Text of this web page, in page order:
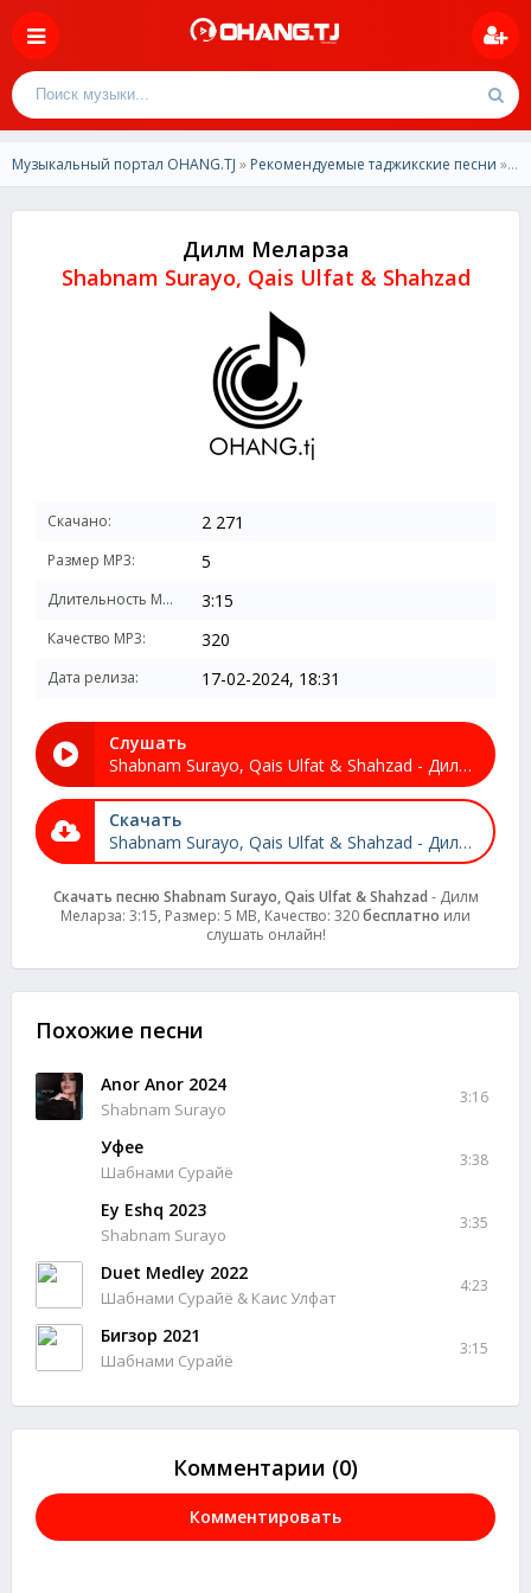
Музыкальный портал OHANG.TJ » Рекомендуемые таджикские песни » Shabnam Surayo, Qais Ulfat & Shahzad-Дилм Меларза
Дилм Меларза
Shabnam Surayo, Qais Ulfat & Shahzad
Скачано: 2 271
Размер MP3: 5
Длительность MP3: 3:15
Качество MP3: 320
Дата релиза: 17-02-2024, 18:31
Слушать
Shabnam Surayo, Qais Ulfat & Shahzad - Дилм Меларза
Скачать
Shabnam Surayo, Qais Ulfat & Shahzad - Дилм Меларза
Скачать песню Shabnam Surayo, Qais Ulfat & Shahzad - Дилм
Меларза: 3:15, Размер: 5 MB, Качество: 320бесплатно или
слушать онлайн!
Похожие песни
Anor Anor 2024
Shabnam Surayo
3:16
Уфее
Шабнами Сурайё
3:38
Ey Eshq 2023
Shabnam Surayo
3:35
Duet Medley 2022
Шабнами Сурайё & Каис Улфат
4:23
Бигзор 2021
Шабнами Сурайё
3:15
Комментарии (0)
Комментировать